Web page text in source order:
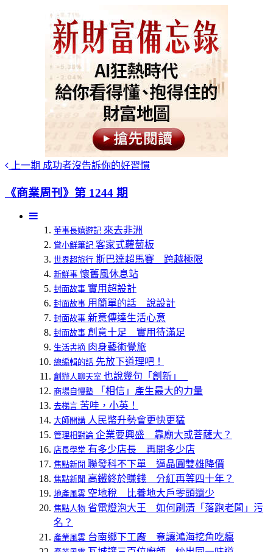
上一期 成功者沒告訴你的好習慣
《商業周刊》第 1244 期
董事長嬉遊記 來去非洲
嘗小鮮筆記 客家式蘿蔔板
世界超旅行 斯巴達超馬賽 跨越極限
新鮮事 懷舊風休息站
封面故事 實用超設計
封面故事 用簡單的話 說設計
封面故事 新意傳達生活心意
封面故事 創意十足 實用待滿足
生活書摘 肉身藝術覺旅
總編輯的話 先放下道理吧！
創辦人聊天室 也說幾句「創新」
商場自慢塾 「相信」產生最大的力量
去梯言 苦哇，小英！
大師開講 人民幣升勢會更快更猛
管理相對論 企業要興盛 靠廟大或菩薩大？
店長學堂 有多少店長 再開多少店
焦點新聞 聯發科不下單 逼晶圓雙雄降價
焦點新聞 高鐵終於賺錢 分紅再等四十年？
地產風雲 空地稅 比養地大戶零頭還少
焦點人物 省電燈泡大王 如何刷清「落跑老闆」污
名？
產業風雲 台南鄉下工廠 竟讓鴻海挖角吃癟